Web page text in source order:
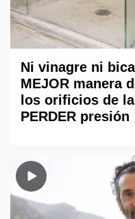
Ni vinagre ni
MEJOR manera
los orificios de
PERDER presión